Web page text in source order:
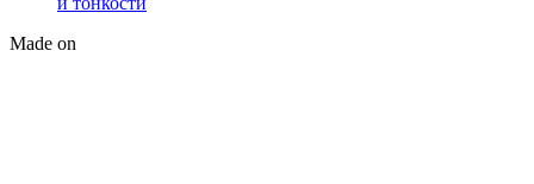
Made on